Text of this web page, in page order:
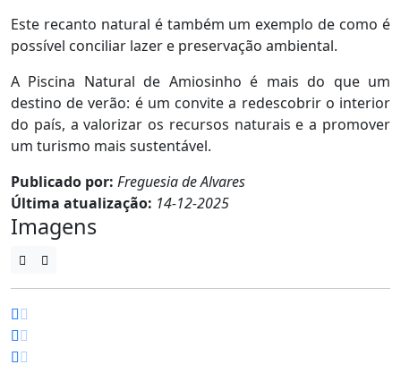
Este recanto natural é também um exemplo de como é
possível conciliar lazer e preservação ambiental.
A Piscina Natural de Amiosinho é mais do que um
destino de verão: é um convite a redescobrir o interior
do país, a valorizar os recursos naturais e a promover
um turismo mais sustentável.
Publicado por: Freguesia de Alvares
Última atualização: 14-12-2025
Imagens